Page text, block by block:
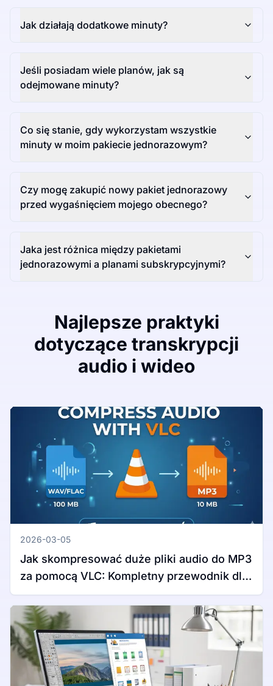
Jak działają dodatkowe minuty?
Jeśli posiadam wiele planów, jak są
odejmowane minuty?
Co się stanie, gdy wykorzystam wszystkie
minuty w moim pakiecie jednorazowym?
Czy mogę zakupić nowy pakiet jednorazowy
przed wygaśnięciem mojego obecnego?
Jaka jest różnica między pakietami
jednorazowymi a planami subskrypcyjnymi?
Najlepsze praktyki
dotyczące transkrypcji
audio i wideo
2026-03-05
Jak skompresować duże pliki audio do MP3
za pomocą VLC: Kompletny przewodnik dla
Windows i Mac